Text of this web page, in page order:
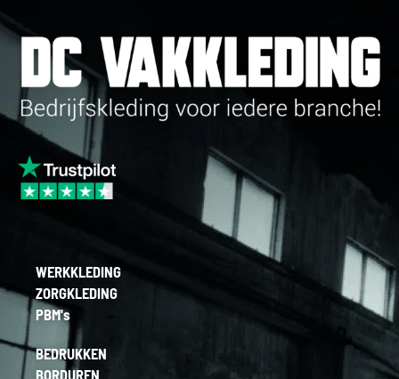
WERKKLEDING
ZORGKLEDING
PBM's
BEDRUKKEN
BORDUREN